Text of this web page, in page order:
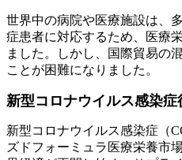
世界中の病院や医療施設は、
症患者に対応するため、医療
ました。しかし、国際貿易の
ことが困難になりました。
新型コロナウイルス感染症
新型コロナウイルス感染症（
ズドフォーミュラ医療栄養市